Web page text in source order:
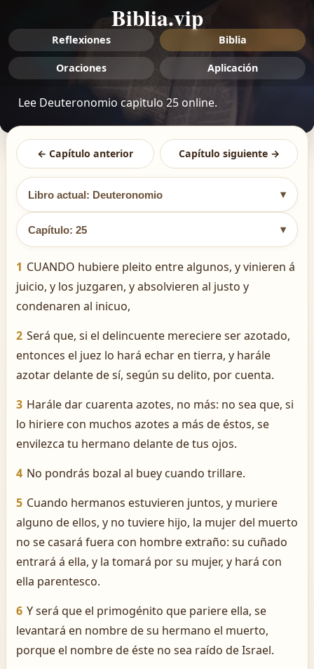
Biblia.vip
Reflexiones Biblia
Oraciones Aplicación
Lee Deuteronomio capitulo 25 online.
← Capítulo anterior Capítulo siguiente →
Libro actual: Deuteronomio ▾
Capítulo: 25 ▾
1 CUANDO hubiere pleito entre algunos, y vinieren á
juicio, y los juzgaren, y absolvieren al justo y
condenaren al inicuo,
2 Será que, si el delincuente mereciere ser azotado,
entonces el juez lo hará echar en tierra, y harále
azotar delante de sí, según su delito, por cuenta.
3 Harále dar cuarenta azotes, no más: no sea que, si
lo hiriere con muchos azotes a más de éstos, se
envilezca tu hermano delante de tus ojos.
4 No pondrás bozal al buey cuando trillare.
5 Cuando hermanos estuvieren juntos, y muriere
alguno de ellos, y no tuviere hijo, la mujer del muerto
no se casará fuera con hombre extraño: su cuñado
entrará á ella, y la tomará por su mujer, y hará con
ella parentesco.
6 Y será que el primogénito que pariere ella, se
levantará en nombre de su hermano el muerto,
porque el nombre de éste no sea raído de Israel.